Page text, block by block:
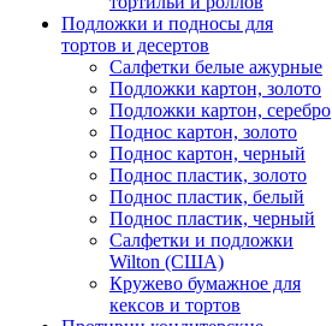
Подложки и подносы для
тортов и десертов
Салфетки белые ажурные
Подложки картон, золото
Подложки картон, серебро
Поднос картон, золото
Поднос картон, черный
Поднос пластик, золото
Поднос пластик, белый
Поднос пластик, черный
Салфетки и подложки
Wilton (США)
Кружево бумажное для
кексов и тортов